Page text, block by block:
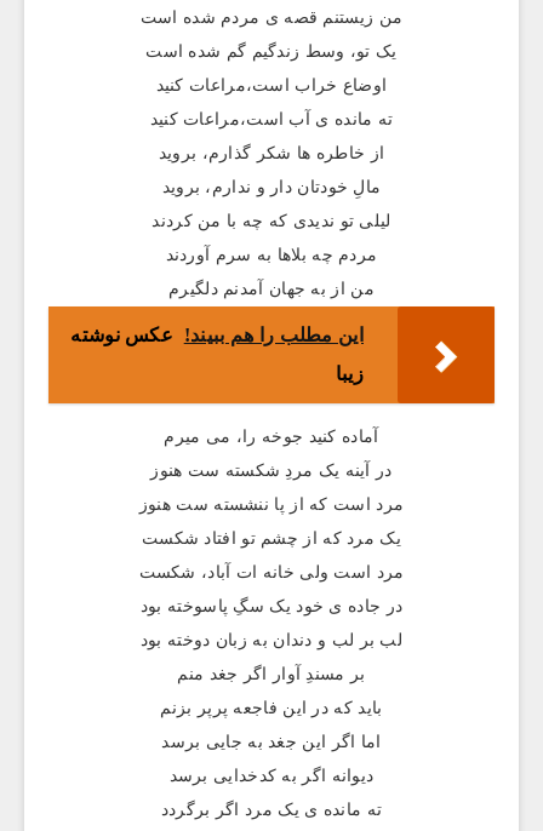
من زیستنم قصه ی مردم شده است
یک تو، وسط زندگیم گم شده است
اوضاع خراب است،مراعات کنید
ته مانده ی آب است،مراعات کنید
از خاطره ها شکر گذارم، بروید
مالِ خودتان دار و ندارم، بروید
لیلی تو ندیدی که چه با من کردند
مردم چه بلاها به سرم آوردند
من از به جهان آمدنم دلگیرم
این مطلب را هم ببیند!
عکس نوشته
زیبا
آماده کنید جوخه را، می میرم
در آینه یک مردِ شکسته ست هنوز
مرد است که از پا ننشسته ست هنوز
یک مرد که از چشم تو افتاد شکست
مرد است ولی خانه ات آباد، شکست
در جاده ی خود یک سگِ پاسوخته بود
لب بر لب و دندان به زبان دوخته بود
بر مسندِ آوار اگر جغد منم
باید که در این فاجعه پرپر بزنم
اما اگر این جغد به جایی برسد
دیوانه اگر به کدخدایی برسد
ته مانده ی یک مرد اگر برگردد